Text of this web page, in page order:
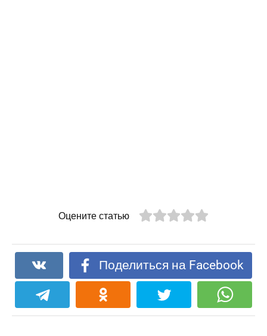
Оцените статью
Поделиться на Facebook